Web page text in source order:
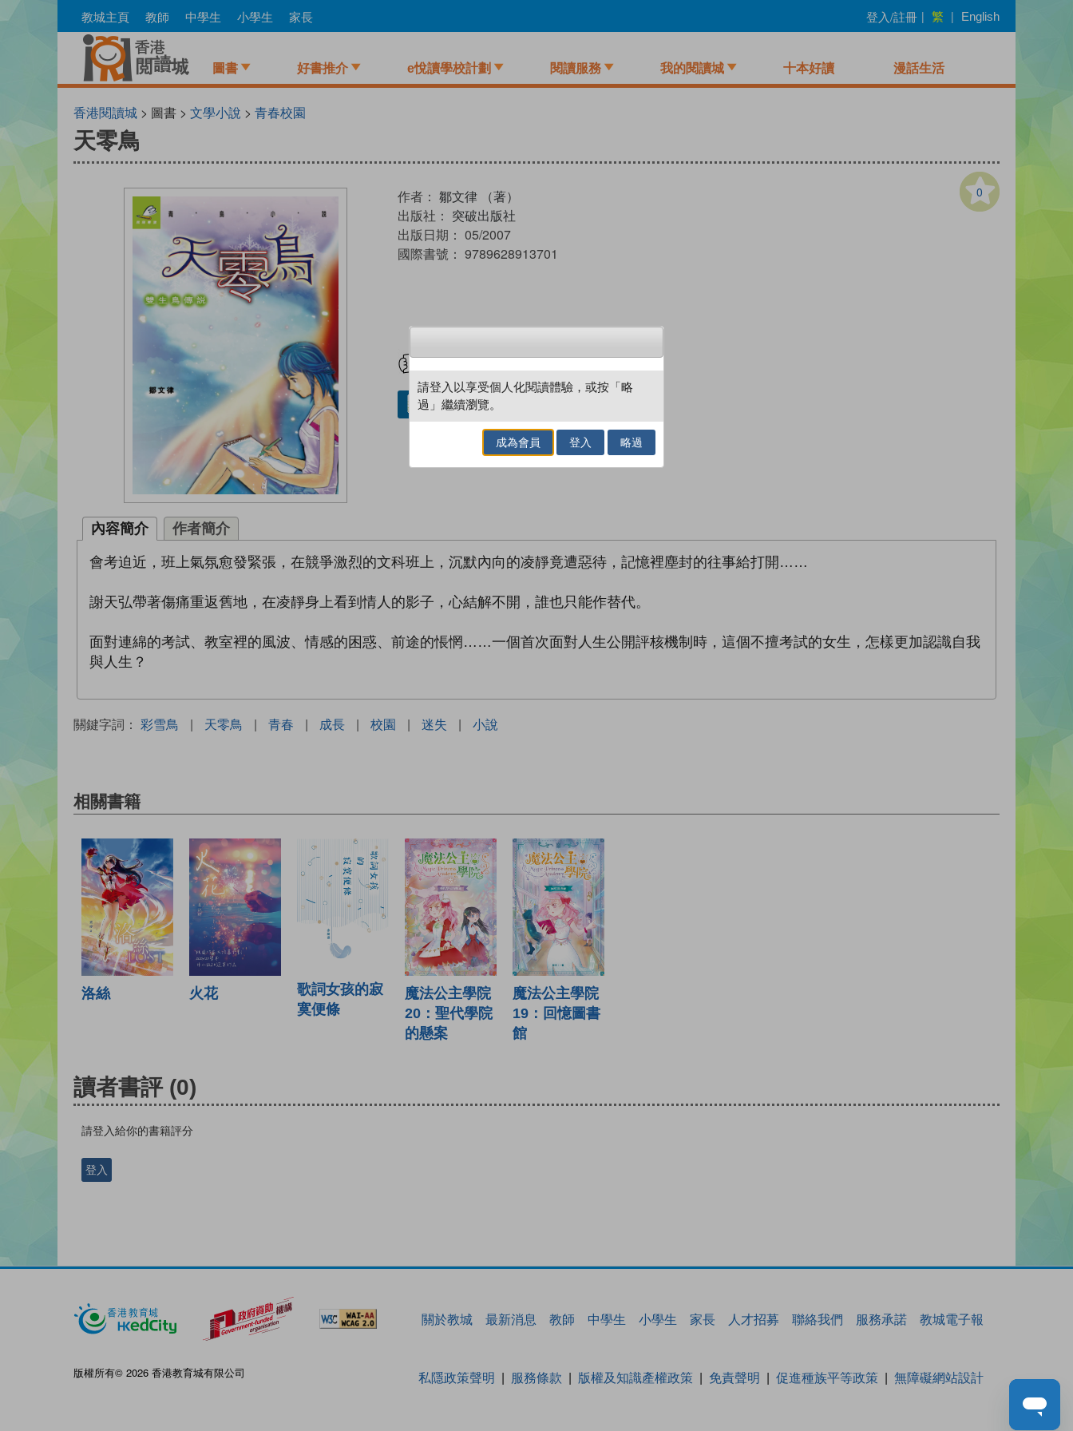
to
教城主頁 教師 中學生 小學生 家長 登入/註冊 | 繁 | English
圖書 好書推介 e悅讀學校計劃 閱讀服務 我的閱讀城 十本好讀 漫話生活
香港閱讀城 > 圖書 > 文學小說 > 青春校園
天零鳥
0
作者： 鄒文律 （著）
出版社： 突破出版社
出版日期： 05/2007
國際書號： 9789628913701
借閱實體書
內容簡介 作者簡介
會考迫近，班上氣氛愈發緊張，在競爭激烈的文科班上，沉默內向的凌靜竟遭惡待，記憶裡塵封的往事給打開……
謝天弘帶著傷痛重返舊地，在凌靜身上看到情人的影子，心結解不開，誰也只能作替代。
面對連綿的考試、教室裡的風波、情感的困惑、前途的悵惘……一個首次面對人生公開評核機制時，這個不擅考試的女生，怎樣更加認識自我
與人生？
關鍵字詞： 彩雪鳥 | 天零鳥 | 青春 | 成長 | 校園 | 迷失 | 小說
相關書籍
洛絲 火花
歌詞女孩的寂
寞便條
魔法公主學院
20：聖代學院
的懸案
魔法公主學院
19：回憶圖書
館
讀者書評 (0)
請登入給你的書籍評分
登入
關於教城 最新消息 教師 中學生 小學生 家長 人才招募 聯絡我們 服務承諾 教城電子報
版權所有© 2026 香港教育城有限公司 私隱政策聲明 服務條款 版權及知識產權政策 免責聲明 促進種族平等政策 無障礙網站設計
請登入以享受個人化閱讀體驗，或按「略
過」繼續瀏覽。
成為會員 登入 略過